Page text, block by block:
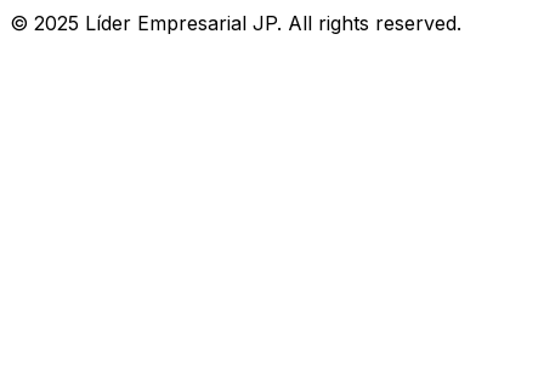
© 2025 Líder Empresarial JP. All rights reserved.